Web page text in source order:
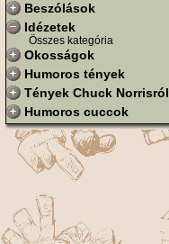
Beszólások
Idézetek
Összes kategória
Okosságok
Humoros tények
Tények Chuck Norrisról
Humoros cuccok